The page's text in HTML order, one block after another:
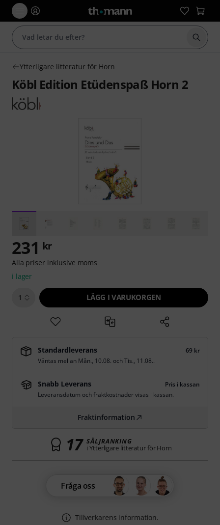
Börja
Ytterligare litteratur för Horn
Köbl Edition Etüdenspaß Horn 2
231 kr
Alla priser inklusive moms
i lager
1 LÄGG I VARUKORGEN
Standardleverans
69 kr
Väntas mellan Mån., 10.08. ochTis., 11.08..
Snabb Leverans
Pris i kassan
Leveransdatum och fraktkostnader visas i kassan.
Fraktinformation
17 SÄLJRANKING
i Ytterligare litteratur för Horn
Fråga oss
Tillverkarens information.